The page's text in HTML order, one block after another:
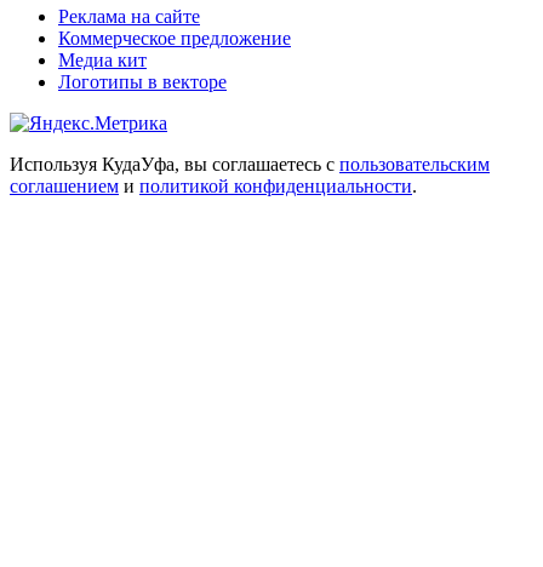
Реклама на сайте
Коммерческое предложение
Медиа кит
Логотипы в векторе
Используя КудаУфа, вы соглашаетесь с пользовательским
соглашением и политикой конфиденциальности.